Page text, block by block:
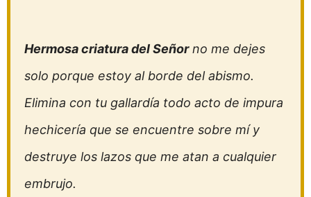
Hermosa criatura del Señorno me dejes
solo porque estoy al borde del abismo.
Elimina con tu gallardía todo acto de impura
hechicería que se encuentre sobre mí y
destruye los lazos que me atan a cualquier
embrujo.